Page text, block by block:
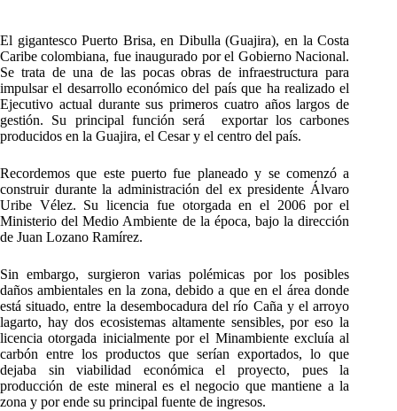
El gigantesco Puerto Brisa, en Dibulla (Guajira), en la Costa
Caribe colombiana, fue inaugurado por el Gobierno Nacional.
Se trata de una de las pocas obras de infraestructura para
impulsar el desarrollo económico del país que ha realizado el
Ejecutivo actual durante sus primeros cuatro años largos de
gestión. Su principal función será exportar los carbones
producidos en la Guajira, el Cesar y el centro del país.
Recordemos que este puerto fue planeado y se comenzó a
construir durante la administración del ex presidente Álvaro
Uribe Vélez. Su licencia fue otorgada en el 2006 por el
Ministerio del Medio Ambiente de la época, bajo la dirección
de Juan Lozano Ramírez.
Sin embargo, surgieron varias polémicas por los posibles
daños ambientales en la zona, debido a que en el área donde
está situado, entre la desembocadura del río Caña y el arroyo
lagarto, hay dos ecosistemas altamente sensibles, por eso la
licencia otorgada inicialmente por el Minambiente excluía al
carbón entre los productos que serían exportados, lo que
dejaba sin viabilidad económica el proyecto, pues la
producción de este mineral es el negocio que mantiene a la
zona y por ende su principal fuente de ingresos.